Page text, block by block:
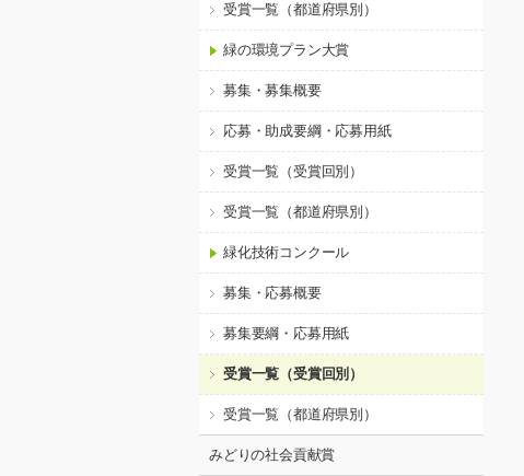
受賞一覧（都道府県別）
緑の環境プラン大賞
募集・募集概要
応募・助成要綱・応募用紙
受賞一覧（受賞回別）
受賞一覧（都道府県別）
緑化技術コンクール
募集・応募概要
募集要綱・応募用紙
受賞一覧（受賞回別）
受賞一覧（都道府県別）
みどりの社会貢献賞